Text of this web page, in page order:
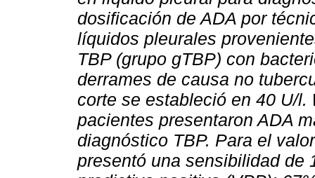
dosificación de ADA por
líquidos pleurales
TBP (grupo gTBP) con
derrames de causa no
corte se estableció en 40 U/l.
pacientes presentaron ADA
diagnóstico TBP. Para el
presentó una sensibilidad de